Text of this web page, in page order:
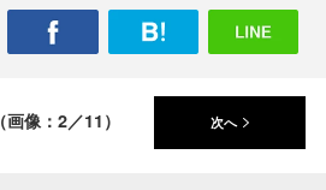
（画像：2／11） 次へ